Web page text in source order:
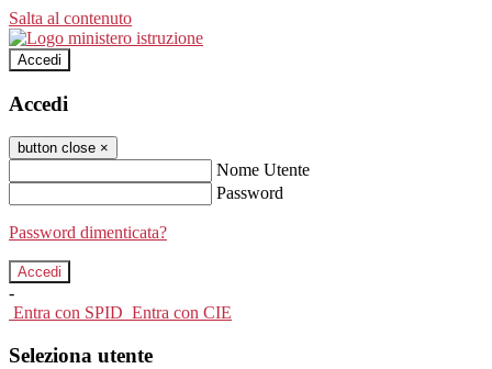
Salta al contenuto
Accedi
Accedi
button close ×
Nome Utente
Password
Password dimenticata?
-
Entra con SPID Entra con CIE
Seleziona utente